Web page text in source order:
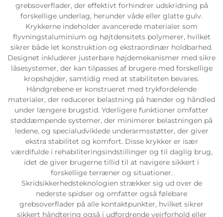
grebsoverflader, der effektivt forhindrer udskridning på
forskellige underlag, herunder våde eller glatte gulv.
Krykkerne indeholder avancerede materialer som
flyvningstaluminium og højtdensitets polymerer, hvilket
sikrer både let konstruktion og ekstraordinær holdbarhed.
Designet inkluderer justerbare højdemekanismer med sikre
låsesystemer, der kan tilpasses af brugere med forskellige
kropshøjder, samtidig med at stabiliteten bevares.
Håndgrebene er konstrueret med trykfordelende
materialer, der reducerer belastning på hænder og håndled
under længere brugstid. Yderligere funktioner omfatter
støddæmpende systemer, der minimerer belastningen på
ledene, og specialudviklede underarmsstøtter, der giver
ekstra stabilitet og komfort. Disse krykker er især
værdifulde i rehabiliteringsindstillinger og til daglig brug,
idet de giver brugerne tillid til at navigere sikkert i
forskellige terræner og situationer.
Skridsikkerhedsteknologien strækker sig ud over de
nederste spidser og omfatter også følebare
grebsoverflader på alle kontaktpunkter, hvilket sikrer
sikkert håndtering også i udfordrende vejrforhold eller